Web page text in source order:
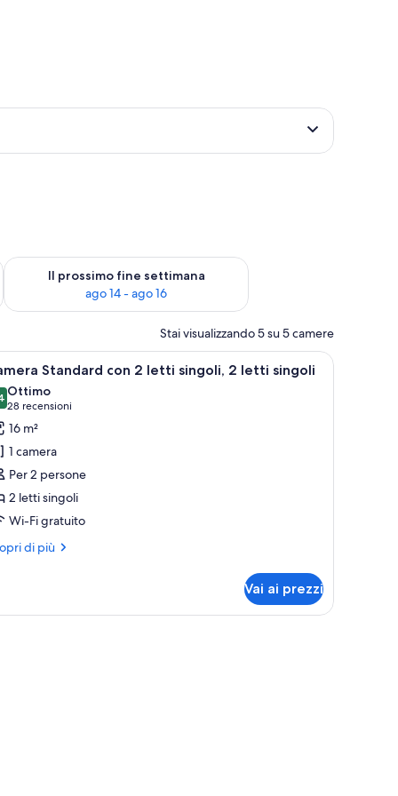
ago 7 - ago 9
Il prossimo fine settimana
ago 14 - ago 16
Verifica la disponibilità per il prossimo fine settimana, ago 14
Stai visualizzando 5 su 5 camere
scrivania, una sedia, una lampada e una finestra con tende.
Una camera d'albergo con due letti, un
8 Standard con 2 letti singoli, 2 letti singoli
su 10
Ottimo
28 recensioni
(28
recensioni)
16 m²
1 camera
Per 2 persone
2 letti singoli
Wi-Fi gratuito
di più
Vai ai prezzi
tende oscuranti